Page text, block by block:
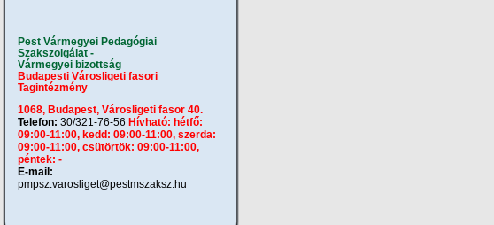
Pest Vármegyei Pedagógiai
Szakszolgálat -
Vármegyei bizottság
Budapesti Városligeti fasori
Tagintézmény
1068, Budapest, Városligeti fasor 40.
Telefon: 30/321-76-56 Hívható: hétfő:
09:00-11:00, kedd: 09:00-11:00, szerda:
09:00-11:00, csütörtök: 09:00-11:00,
péntek: -
E-mail:
pmpsz.varosliget@pestmszaksz.hu